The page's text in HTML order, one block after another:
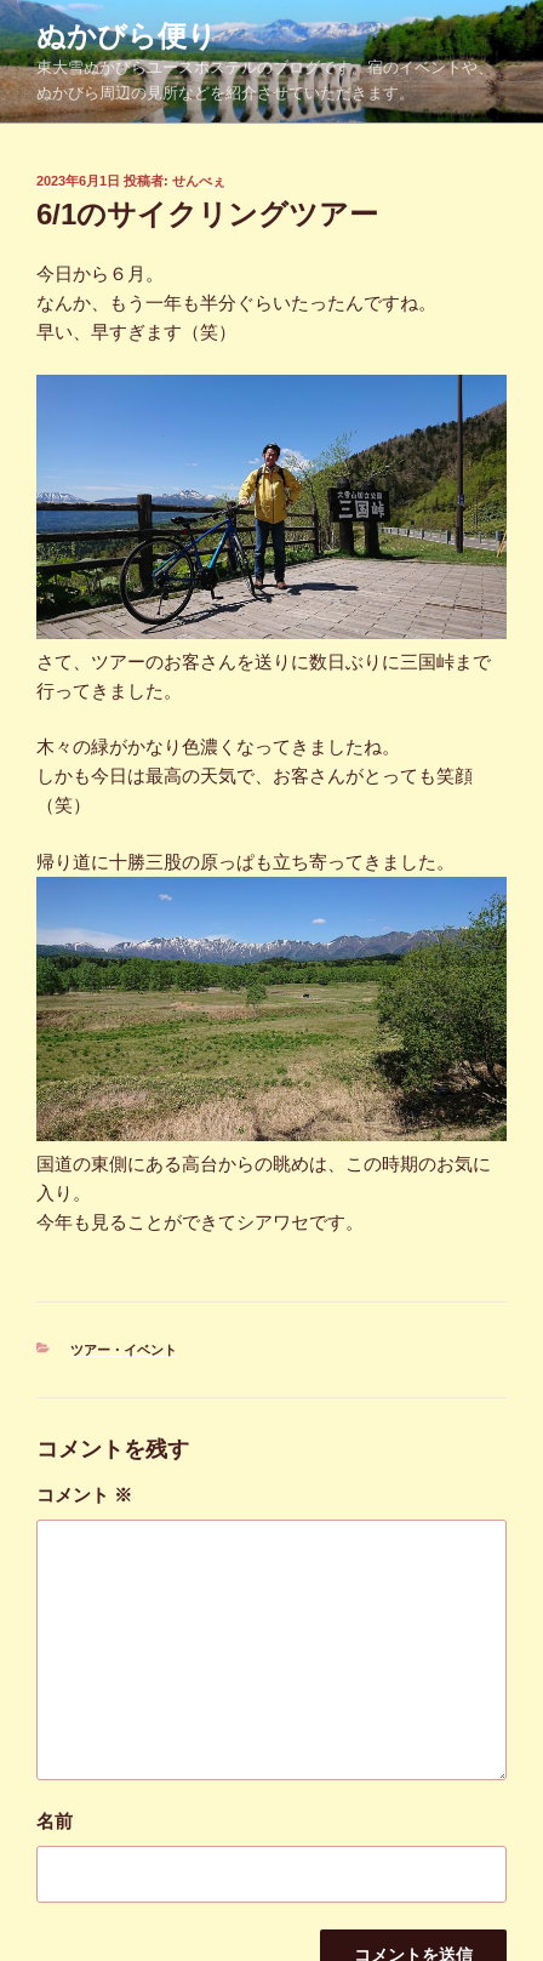
コ
ン
テ
ン
ツ
ぬかびら便り
東大雪ぬかびらユースホステルのブログです。宿のイベントや、
ぬかびら周辺の見所などを紹介させていただきます。
投
稿
日:
2023年6月1日 投稿者: せんべぇ
6/1のサイクリングツアー
今日から６月。
なんか、もう一年も半分ぐらいたったんですね。
早い、早すぎます（笑）
さて、ツアーのお客さんを送りに数日ぶりに三国峠まで
行ってきました。
木々の緑がかなり色濃くなってきましたね。
しかも今日は最高の天気で、お客さんがとっても笑顔
（笑）
帰り道に十勝三股の原っぱも立ち寄ってきました。
国道の東側にある高台からの眺めは、この時期のお気に
入り。
今年も見ることができてシアワセです。
カ
ツアー・イベント
コメントを残す
コメント ※
名前